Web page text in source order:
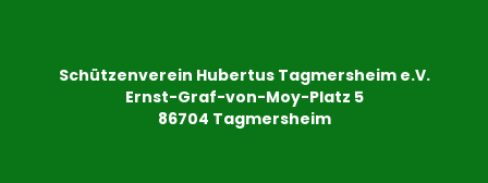
Schützenverein Hubertus Tagmersheim e.V.
Ernst-Graf-von-Moy-Platz 5
86704 Tagmersheim